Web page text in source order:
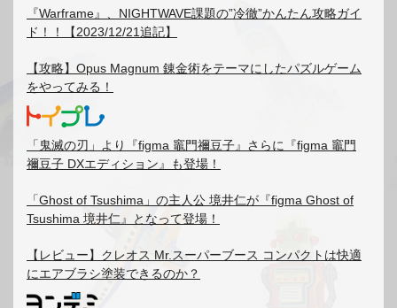
『Warframe』、NIGHTWAVE課題の”冷徹”かんたん攻略ガイ
ド！！【2023/12/21追記】
【攻略】Opus Magnum 錬金術をテーマにしたパズルゲーム
をやってみる！
「鬼滅の刃」より『figma 竈門禰豆子』さらに『figma 竈門
禰豆子 DXエディション』も登場！
「Ghost of Tsushima」の主人公 境井仁が『figma Ghost of
Tsushima 境井仁』となって登場！
【レビュー】クレオス Mr.スーパーブース コンパクトは快適
にエアブラシ塗装できるのか？